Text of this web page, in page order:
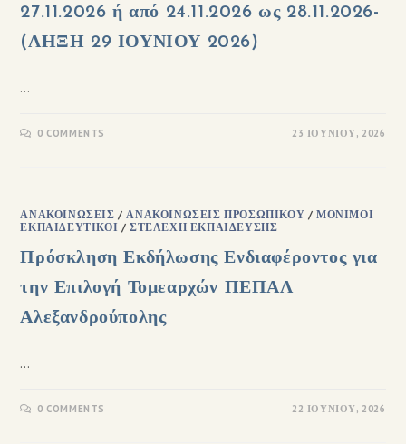
27.11.2026 ή από 24.11.2026 ως 28.11.2026-
(ΛΗΞΗ 29 ΙΟΥΝΙΟΥ 2026)
…
0 COMMENTS 23 ΙΟΥΝΊΟΥ, 2026
ΑΝΑΚΟΙΝΏΣΕΙΣ /ΑΝΑΚΟΙΝΏΣΕΙΣ ΠΡΟΣΩΠΙΚΟΎ /ΜΌΝΙΜΟΙ
ΕΚΠΑΙΔΕΥΤΙΚΟΊ /ΣΤΕΛΈΧΗ ΕΚΠΑΊΔΕΥΣΗΣ
Πρόσκληση Εκδήλωσης Ενδιαφέροντος για
την Επιλογή Τομεαρχών ΠΕΠΑΛ
Αλεξανδρούπολης
…
0 COMMENTS 22 ΙΟΥΝΊΟΥ, 2026